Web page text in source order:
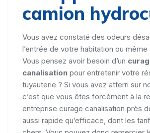
camion
Vous avez constaté des odeurs
l’entrée de votre habitation ou même
Vous pensez avoir besoin d’un
canalisation pour entretenir votre
tuyauterie ? Si vous avez atterri sur
c’est que vous êtes forcément à la
entreprise curage canalisation près
aussi rapide qu’efficace, dont les